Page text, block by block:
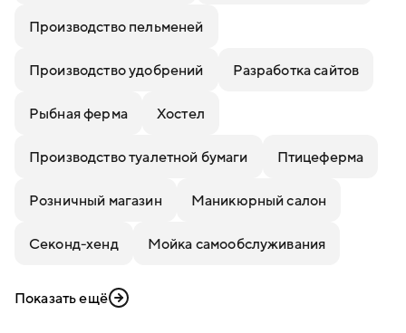
Производство пельменей
Производство удобрений Разработка сайтов
Рыбная ферма Хостел
Производство туалетной бумаги Птицеферма
Розничный магазин Маникюрный салон
Секонд-хенд Мойка самообслуживания
Показать ещё